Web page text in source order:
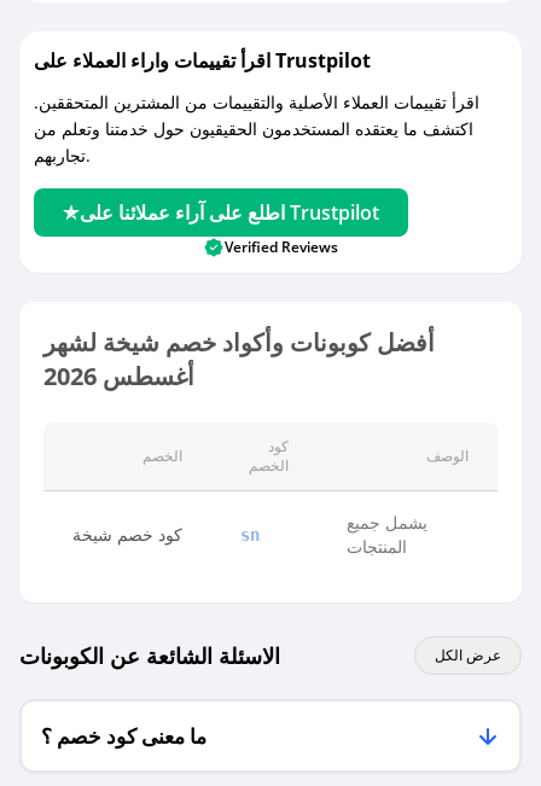
اقرأ تقييمات واراء العملاء على Trustpilot
اقرأ تقييمات العملاء الأصلية والتقييمات من المشترين المتحققين.
اكتشف ما يعتقده المستخدمون الحقيقيون حول خدمتنا وتعلم من
تجاربهم.
اطلع على آراء عملائنا على Trustpilot
Verified Reviews
أفضل كوبونات وأكواد خصم شيخة لشهر
أغسطس 2026
الخصم
كود
الخصم
الوصف
كود خصم شيخة sn
يشمل جميع
المنتجات
الاسئلة الشائعة عن الكوبونات عرض الكل
ما معنى كود خصم ؟